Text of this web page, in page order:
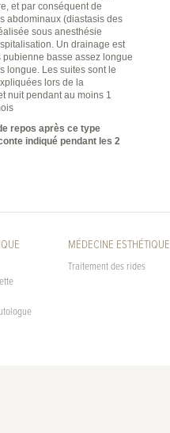
et par conséquent de
abdominaux (diastasis des
sous anesthésie
Un drainage est
basse assez longue
longue. Les suites sont le
lors de la
nuit pendant au moins 1
repos après ce type
indiqué pendant les 2
MÉDECINE ESTHÉTIQUE
Traitement des rides